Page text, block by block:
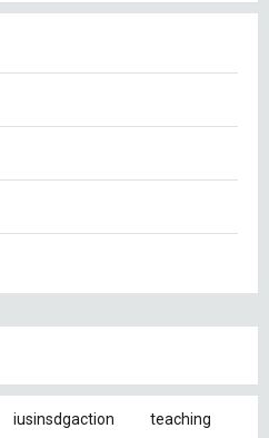
iusinsdgaction teaching